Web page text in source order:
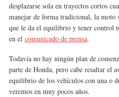
desplazarse sola en trayectos cortos
manejar de forma tradicional, la moto
que le da el equilibrio y tener control
en el comunicado de prensa.
Todavía no hay ningún plan de
parte de Honda, pero cabe resaltar el
equilibrio de los vehículos con una o
veremos en muy pocos años.